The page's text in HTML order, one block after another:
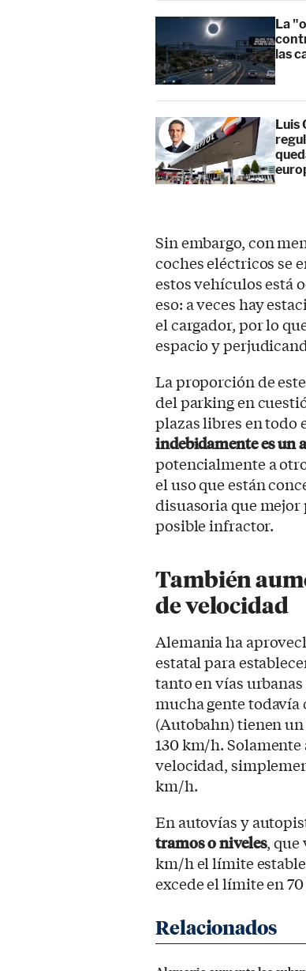
La
las
Luis
Sin embargo, con
coches eléctricos se
estos vehículos está
eso: a veces hay
el cargador, por lo
espacio y
La proporción de
del parking en
plazas libres en todo
indebidamente es un
potencialmente a
el uso que están
disuasoria que
posible infractor.
También
de velocidad
Alemania ha
estatal para
tanto en vías
mucha gente todavía
(Autobahn) tienen
130 km/h.
velocidad,
km/h.
En autovías y
tramos o niveles, que
km/h el límite
excede el límite en